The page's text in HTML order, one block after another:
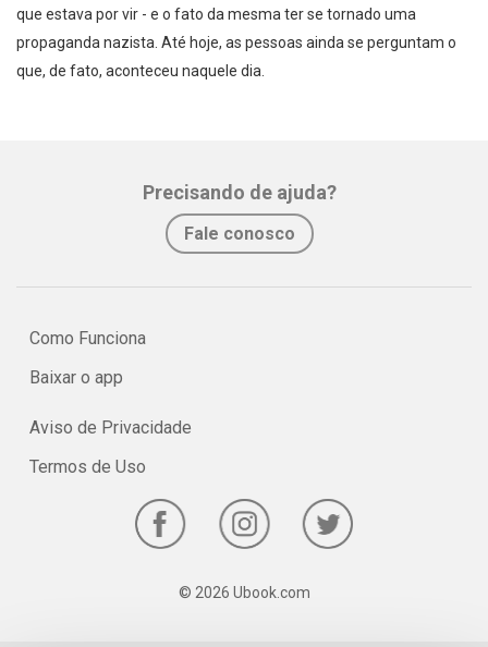
que estava por vir - e o fato da mesma ter se tornado uma
propaganda nazista. Até hoje, as pessoas ainda se perguntam o
que, de fato, aconteceu naquele dia.
Precisando de ajuda?
Fale conosco
Como Funciona
Baixar o app
Aviso de Privacidade
Termos de Uso
© 2026 Ubook.com